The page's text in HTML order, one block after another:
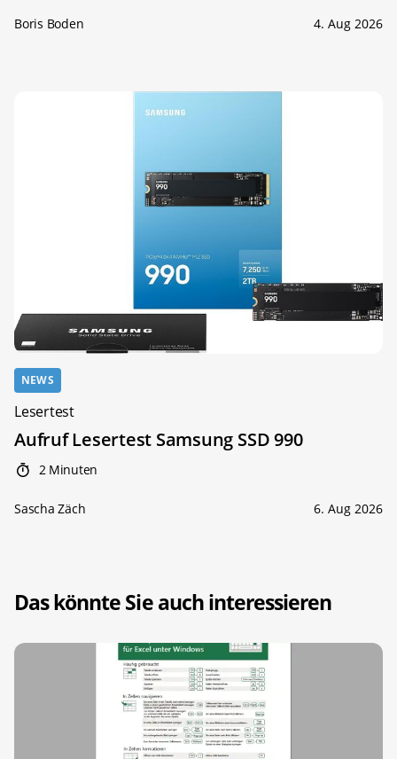
Boris Boden 4. Aug 2026
NEWS
Lesertest
Aufruf Lesertest Samsung SSD 990
2 Minuten
Sascha Zäch 6. Aug 2026
Das könnte Sie auch interessieren